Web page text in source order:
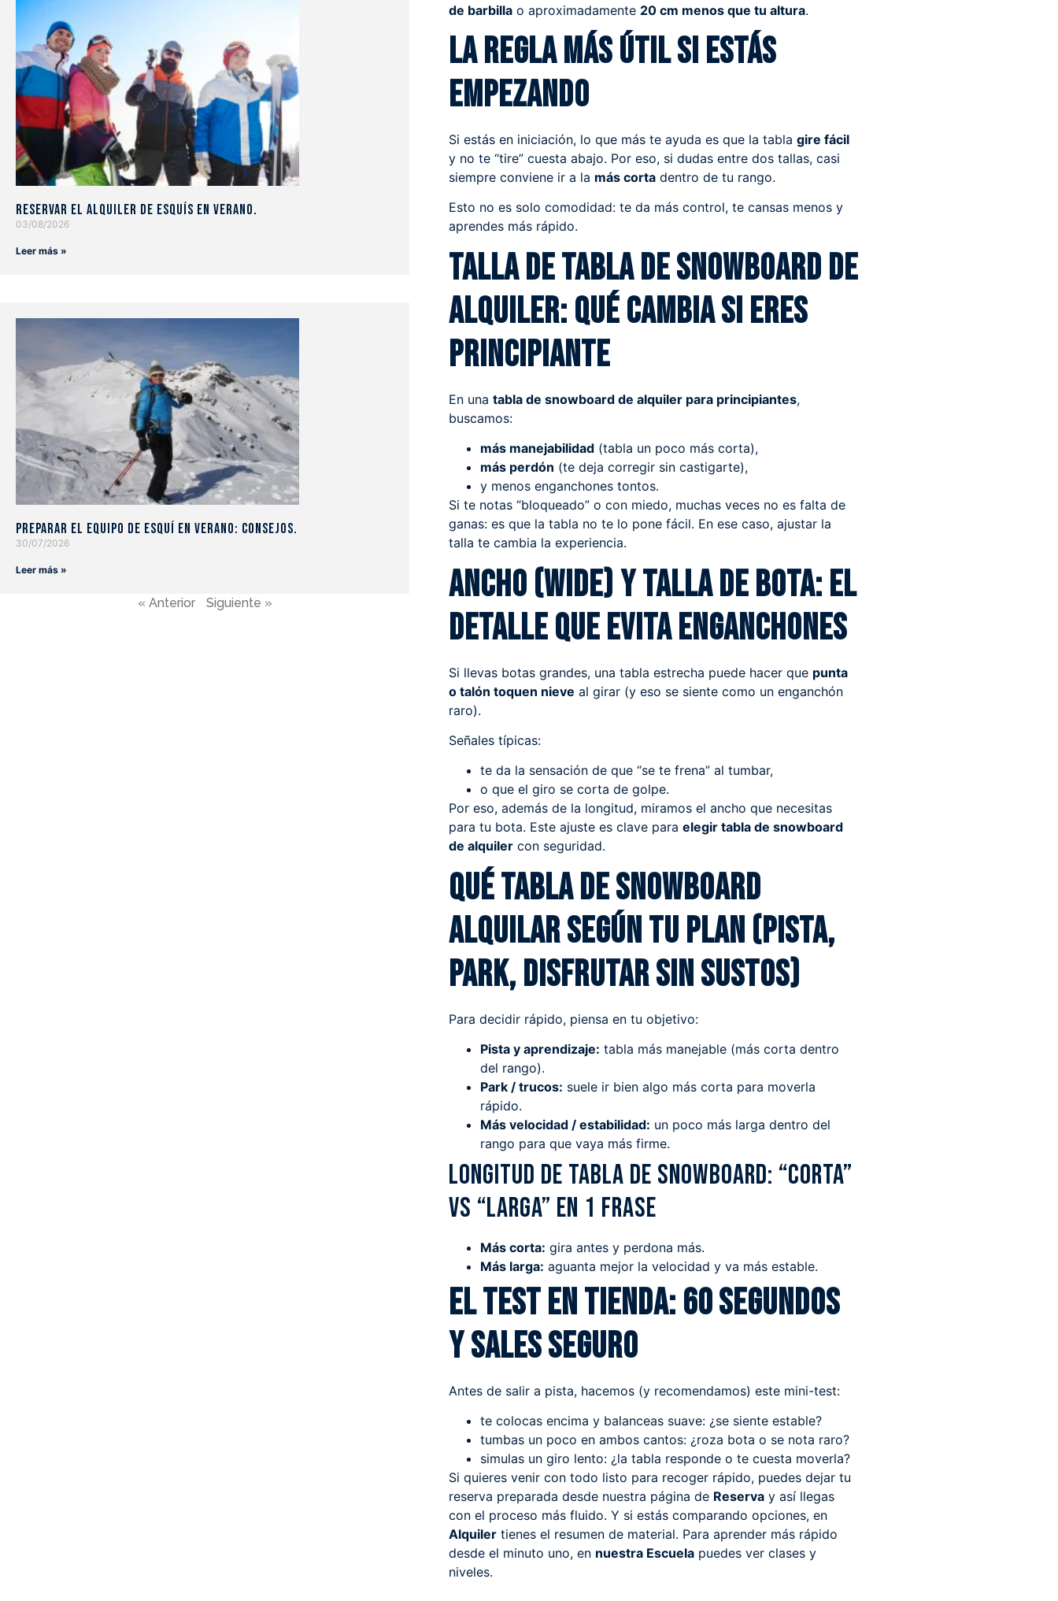
Reservar el alquiler de esquís en verano.
03/08/2026
Leer más »
Preparar el equipo de esquí en verano: consejos.
30/07/2026
Leer más »
« Anterior Siguiente »
de barbilla o aproximadamente 20 cm menos que tu altura.
La regla más útil si estás
empezando
Si estás en iniciación, lo que más te ayuda es que la tabla gire fácil
y no te “tire” cuesta abajo. Por eso, si dudas entre dos tallas, casi
siempre conviene ir a la más corta dentro de tu rango.
Esto no es solo comodidad: te da más control, te cansas menos y
aprendes más rápido.
Talla de tabla de snowboard de
alquiler: qué cambia si eres
principiante
En una tabla de snowboard de alquiler para principiantes,
buscamos:
más manejabilidad (tabla un poco más corta),
más perdón (te deja corregir sin castigarte),
y menos enganchones tontos.
Si te notas “bloqueado” o con miedo, muchas veces no es falta de
ganas: es que la tabla no te lo pone fácil. En ese caso, ajustar la
talla te cambia la experiencia.
Ancho (wide) y talla de bota: el
detalle que evita enganchones
Si llevas botas grandes, una tabla estrecha puede hacer que punta
o talón toquen nieve al girar (y eso se siente como un enganchón
raro).
Señales típicas:
te da la sensación de que “se te frena” al tumbar,
o que el giro se corta de golpe.
Por eso, además de la longitud, miramos el ancho que necesitas
para tu bota. Este ajuste es clave para elegir tabla de snowboard
de alquiler con seguridad.
Qué tabla de snowboard
alquilar según tu plan (pista,
park, disfrutar sin sustos)
Para decidir rápido, piensa en tu objetivo:
Pista y aprendizaje: tabla más manejable (más corta dentro
del rango).
Park / trucos: suele ir bien algo más corta para moverla
rápido.
Más velocidad / estabilidad: un poco más larga dentro del
rango para que vaya más firme.
Longitud de tabla de snowboard: “corta”
vs “larga” en 1 frase
Más corta: gira antes y perdona más.
Más larga: aguanta mejor la velocidad y va más estable.
El test en tienda: 60 segundos
y sales seguro
Antes de salir a pista, hacemos (y recomendamos) este mini-test:
te colocas encima y balanceas suave: ¿se siente estable?
tumbas un poco en ambos cantos: ¿roza bota o se nota raro?
simulas un giro lento: ¿la tabla responde o te cuesta moverla?
Si quieres venir con todo listo para recoger rápido, puedes dejar tu
reserva preparada desde nuestra página de Reserva y así llegas
con el proceso más fluido. Y si estás comparando opciones, en
Alquiler tienes el resumen de material. Para aprender más rápido
desde el minuto uno, en nuestra Escuela puedes ver clases y
niveles.